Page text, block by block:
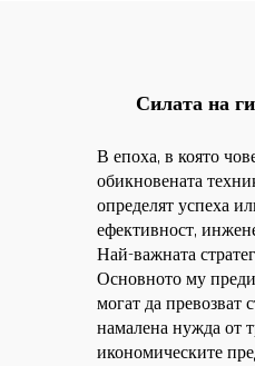
Силата на
В епоха, в която
обикновената
определят успеха
ефективност,
Най-важната
Основното му
могат да превозват
намалена нужда от
икономическите